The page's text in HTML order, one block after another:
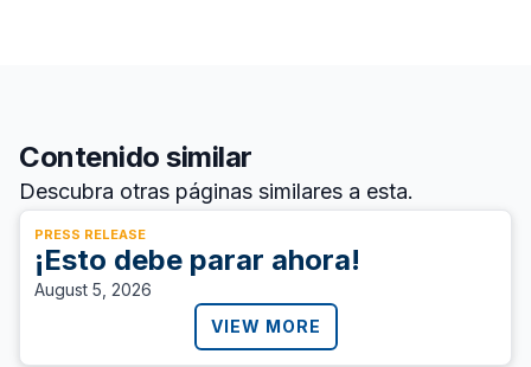
Contenido similar
Descubra otras páginas similares a esta.
PRESS RELEASE
¡Esto debe parar ahora!
August 5, 2026
VIEW MORE